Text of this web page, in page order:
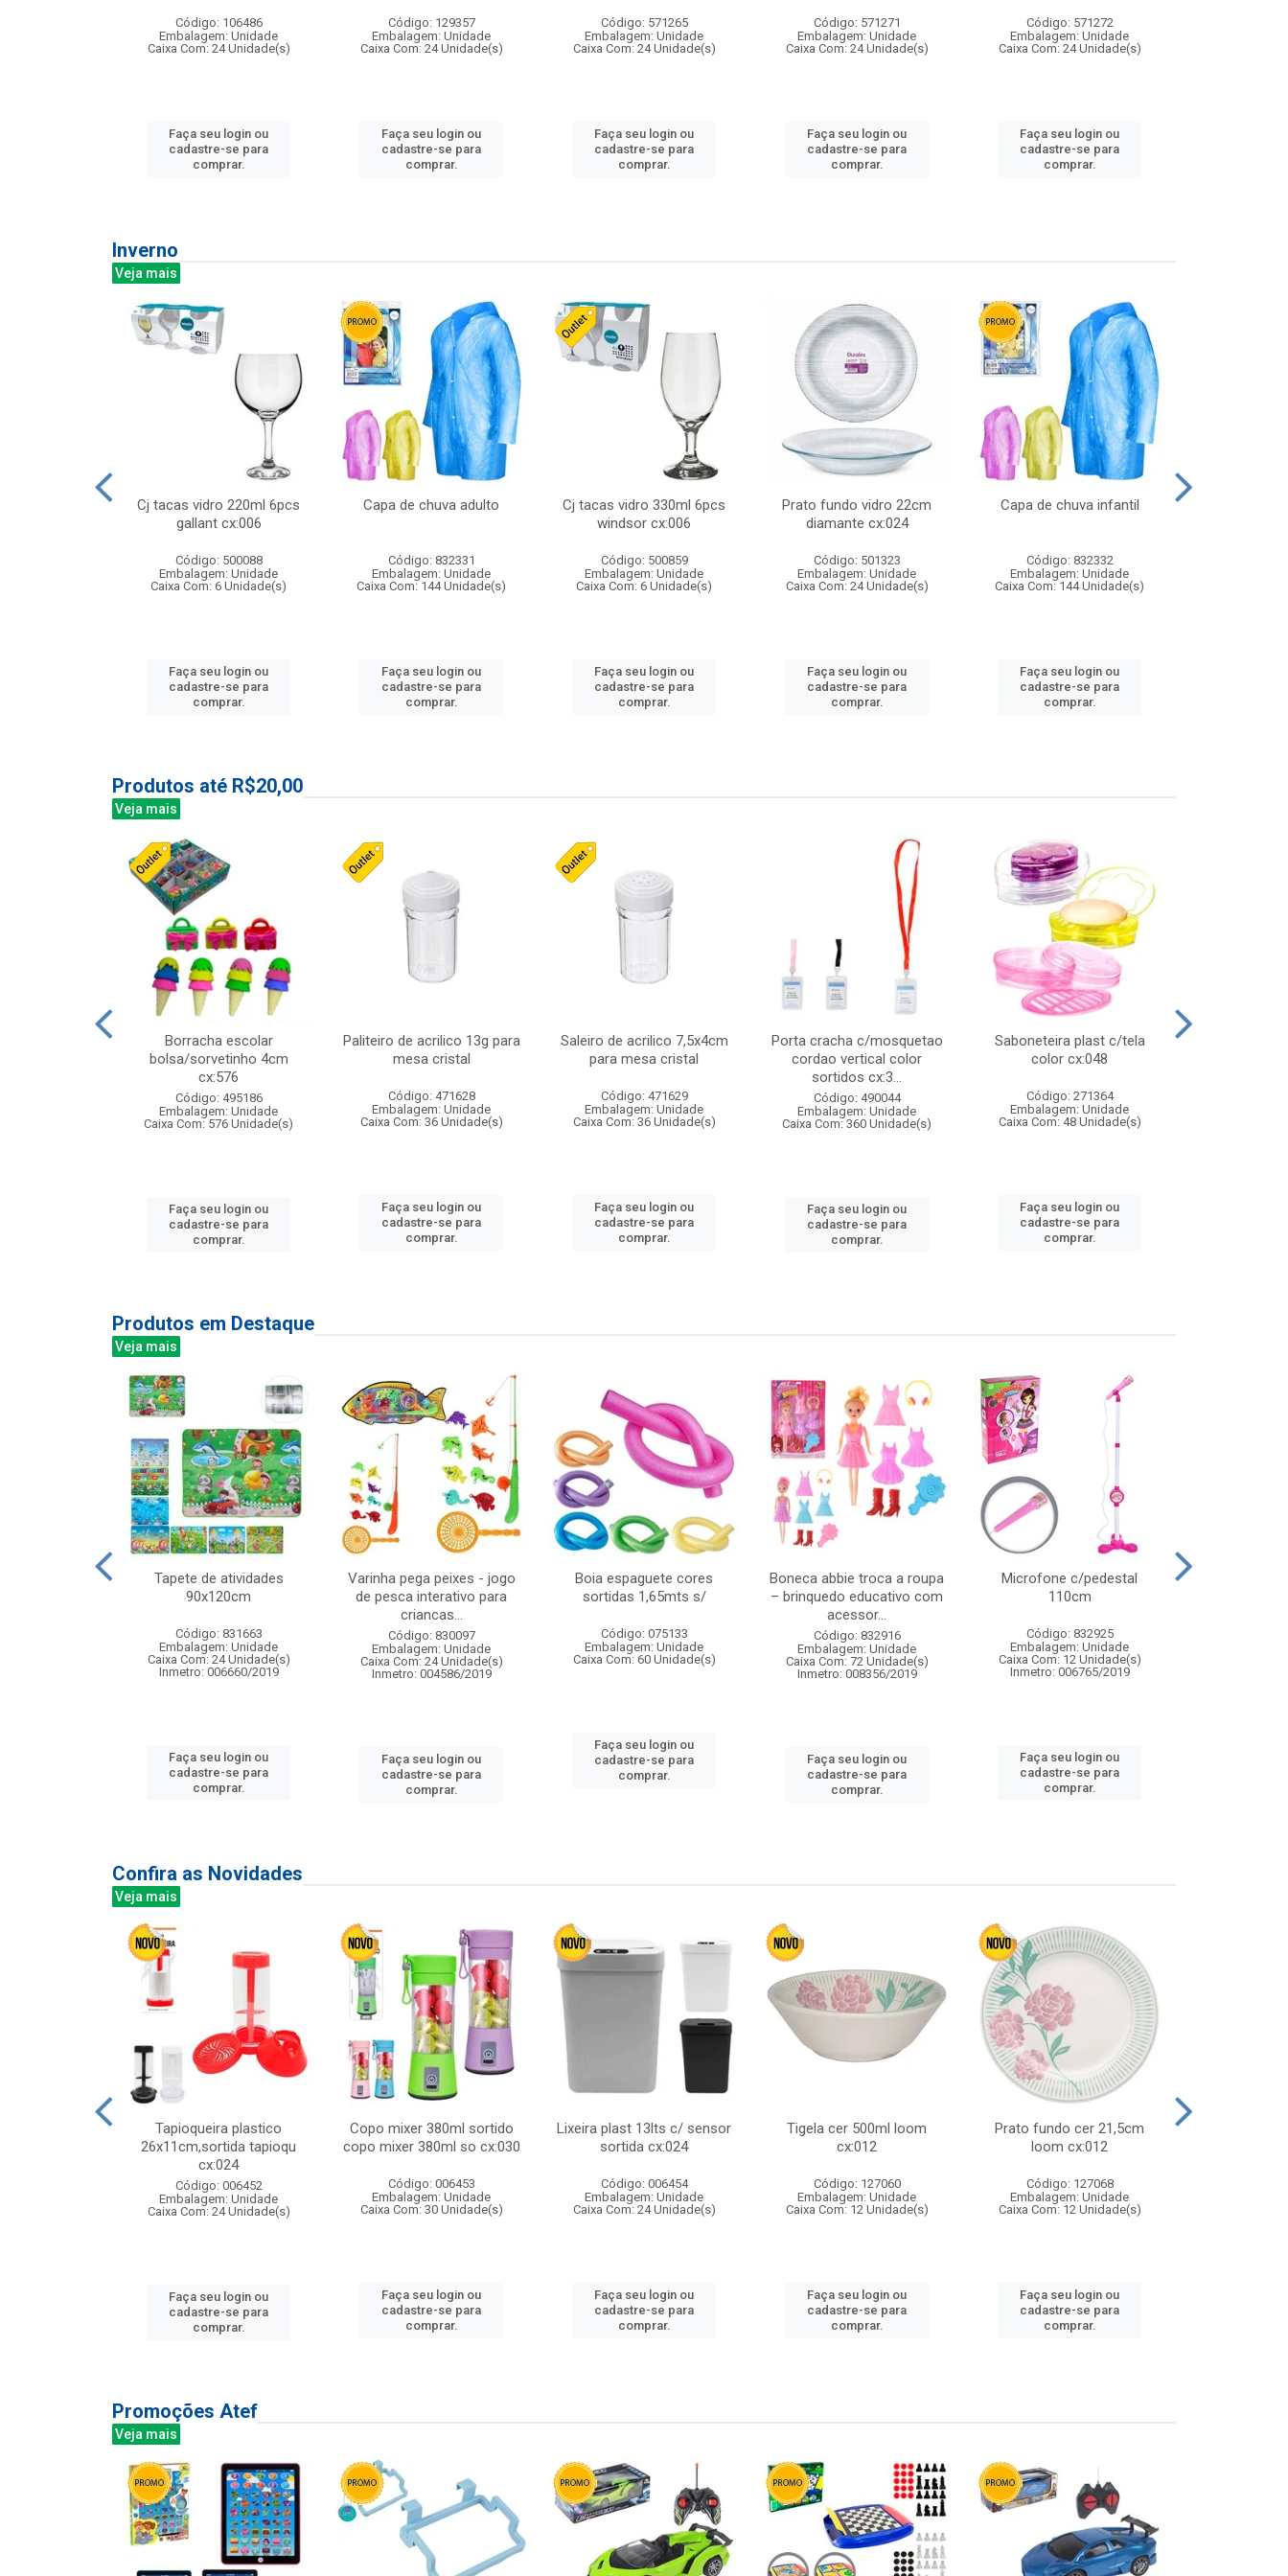
Código: 106486
Embalagem: Unidade
Caixa Com: 24 Unidade(s)
Faça seu login ou
cadastre-se para
comprar.
Código: 129357
Embalagem: Unidade
Caixa Com: 24 Unidade(s)
Faça seu login ou
cadastre-se para
comprar.
Código: 571265
Embalagem: Unidade
Caixa Com: 24 Unidade(s)
Faça seu login ou
cadastre-se para
comprar.
Código: 571271
Embalagem: Unidade
Caixa Com: 24 Unidade(s)
Faça seu login ou
cadastre-se para
comprar.
Código: 571272
Embalagem: Unidade
Caixa Com: 24 Unidade(s)
Faça seu login ou
cadastre-se para
comprar.
Inverno
Veja mais
Cj tacas vidro 220ml 6pcs
gallant cx:006
Código: 500088
Embalagem: Unidade
Caixa Com: 6 Unidade(s)
Faça seu login ou
cadastre-se para
comprar.
Capa de chuva adulto
Código: 832331
Embalagem: Unidade
Caixa Com: 144 Unidade(s)
Faça seu login ou
cadastre-se para
comprar.
Cj tacas vidro 330ml 6pcs
windsor cx:006
Código: 500859
Embalagem: Unidade
Caixa Com: 6 Unidade(s)
Faça seu login ou
cadastre-se para
comprar.
Prato fundo vidro 22cm
diamante cx:024
Código: 501323
Embalagem: Unidade
Caixa Com: 24 Unidade(s)
Faça seu login ou
cadastre-se para
comprar.
Capa de chuva infantil
Código: 832332
Embalagem: Unidade
Caixa Com: 144 Unidade(s)
Faça seu login ou
cadastre-se para
comprar.
Produtos até R$20,00
Veja mais
Borracha escolar
bolsa/sorvetinho 4cm
cx:576
Código: 495186
Embalagem: Unidade
Caixa Com: 576 Unidade(s)
Faça seu login ou
cadastre-se para
comprar.
Paliteiro de acrilico 13g para
mesa cristal
Código: 471628
Embalagem: Unidade
Caixa Com: 36 Unidade(s)
Faça seu login ou
cadastre-se para
comprar.
Saleiro de acrilico 7,5x4cm
para mesa cristal
Código: 471629
Embalagem: Unidade
Caixa Com: 36 Unidade(s)
Faça seu login ou
cadastre-se para
comprar.
Porta cracha c/mosquetao
cordao vertical color
sortidos cx:3...
Código: 490044
Embalagem: Unidade
Caixa Com: 360 Unidade(s)
Faça seu login ou
cadastre-se para
comprar.
Saboneteira plast c/tela
color cx:048
Código: 271364
Embalagem: Unidade
Caixa Com: 48 Unidade(s)
Faça seu login ou
cadastre-se para
comprar.
Produtos em Destaque
Veja mais
Tapete de atividades
90x120cm
Código: 831663
Embalagem: Unidade
Caixa Com: 24 Unidade(s)
Inmetro: 006660/2019
Faça seu login ou
cadastre-se para
comprar.
Varinha pega peixes - jogo
de pesca interativo para
criancas...
Código: 830097
Embalagem: Unidade
Caixa Com: 24 Unidade(s)
Inmetro: 004586/2019
Faça seu login ou
cadastre-se para
comprar.
Boia espaguete cores
sortidas 1,65mts s/
Código: 075133
Embalagem: Unidade
Caixa Com: 60 Unidade(s)
Faça seu login ou
cadastre-se para
comprar.
Boneca abbie troca a roupa
– brinquedo educativo com
acessor...
Código: 832916
Embalagem: Unidade
Caixa Com: 72 Unidade(s)
Inmetro: 008356/2019
Faça seu login ou
cadastre-se para
comprar.
Microfone c/pedestal
110cm
Código: 832925
Embalagem: Unidade
Caixa Com: 12 Unidade(s)
Inmetro: 006765/2019
Faça seu login ou
cadastre-se para
comprar.
Confira as Novidades
Veja mais
Tapioqueira plastico
26x11cm,sortida tapioqu
cx:024
Código: 006452
Embalagem: Unidade
Caixa Com: 24 Unidade(s)
Faça seu login ou
cadastre-se para
comprar.
Copo mixer 380ml sortido
copo mixer 380ml so cx:030
Código: 006453
Embalagem: Unidade
Caixa Com: 30 Unidade(s)
Faça seu login ou
cadastre-se para
comprar.
Lixeira plast 13lts c/ sensor
sortida cx:024
Código: 006454
Embalagem: Unidade
Caixa Com: 24 Unidade(s)
Faça seu login ou
cadastre-se para
comprar.
Tigela cer 500ml loom
cx:012
Código: 127060
Embalagem: Unidade
Caixa Com: 12 Unidade(s)
Faça seu login ou
cadastre-se para
comprar.
Prato fundo cer 21,5cm
loom cx:012
Código: 127068
Embalagem: Unidade
Caixa Com: 12 Unidade(s)
Faça seu login ou
cadastre-se para
comprar.
Promoções Atef
Veja mais